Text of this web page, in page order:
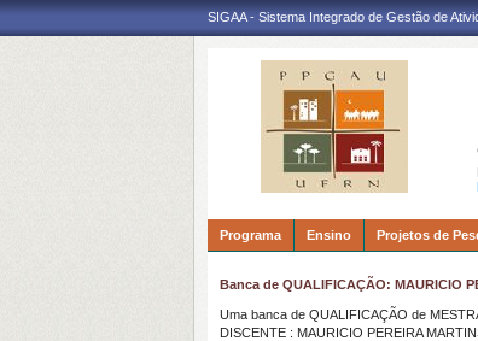
SIGAA - Sistema Integrado de Gestão de
Programa Ensino Projetos de
Banca de QUALIFICAÇÃO: MAURICIO
Uma banca de QUALIFICAÇÃO de
DISCENTE : MAURICIO PEREIRA